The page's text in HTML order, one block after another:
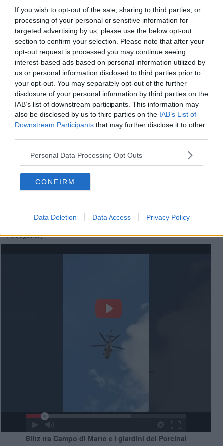
If you wish to opt-out of the sale, sharing to third parties, or
processing of your personal or sensitive information for
targeted advertising by us, please use the below opt-out
section to confirm your selection. Please note that after your
opt-out request is processed you may continue seeing
interest-based ads based on personal information utilized by
us or personal information disclosed to third parties prior to
your opt-out. You may separately opt-out of the further
disclosure of your personal information by third parties on the
IAB’s list of downstream participants. This information may
also be disclosed by us to third parties on the IAB’s List of
Downstream Participants that may further disclose it to other
Personal Data Processing Opt Outs
CONFIRM
Data Deletion Data Access Privacy Policy
periodicamente e all'improvviso, per cogliere potenziali illeciti sul
fatto, senza dare la possibilità di fughe.
Nel corso del maxi controllo un uomo originario del Gambia, con
numerosi precedenti, è statoarrestato. I poliziotti sono entrati in
azione dopo aver documentato diversecessionidi droga a Campo
di Marte. Il pusher è stato fermato in seguito ad un breve
inseguimento in via Sauro e grazie al cane antidroga sono gli sono
stati trovati addosso alcuni grammi di hashish, già suddivisa in dosi.
Se vuoi leggere le notizie principali della Toscana iscriviti alla
Newsletter QUInews - ToscanaMedia.
alle 20:00 direttamente nella tua casella di posta.
Basta cliccare QUI
Videogallery
Blitz tra Campo di Marte e i giardini del Porcinai